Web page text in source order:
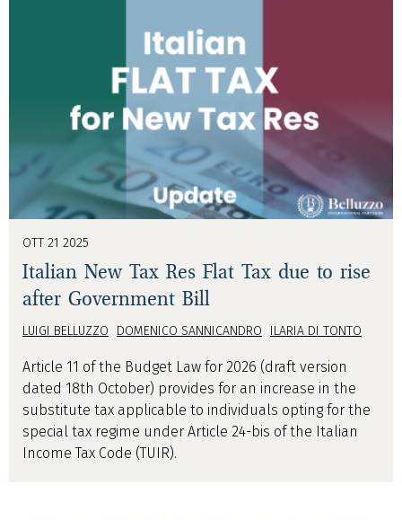
OTT 21 2025
Italian New Tax Res Flat Tax due to rise
after Government Bill
LUIGI BELLUZZO DOMENICO SANNICANDRO ILARIA DI TONTO
Article 11 of the Budget Law for 2026 (draft version
dated 18th October) provides for an increase in the
substitute tax applicable to individuals opting for the
special tax regime under Article 24-bis of the Italian
Income Tax Code (TUIR).